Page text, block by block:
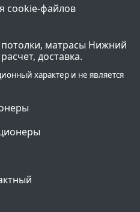
cookie-файлов
матрасы Нижний
доставка.
характер и не является